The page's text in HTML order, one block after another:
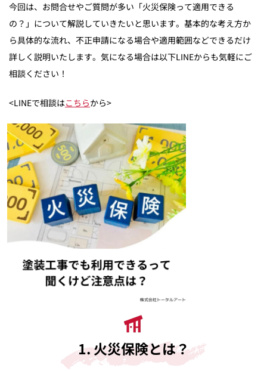
今回は、お問合せやご質問が多い「火災保険って適用できる
の？」について解説していきたいと思います。基本的な考え方か
ら具体的な流れ、不正申請になる場合や適用範囲などできるだけ
詳しく説明いたします。気になる場合は以下LINEからも気軽にご
相談ください！
<LINEで相談はこちらから>
1. 火災保険とは？